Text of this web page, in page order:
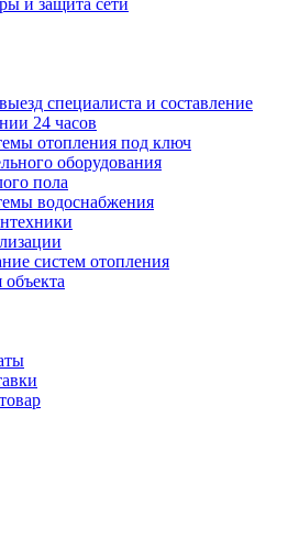
и защита сети
специалиста и составление
24 часов
отопления под ключ
оборудования
пола
водоснабжения
систем отопления